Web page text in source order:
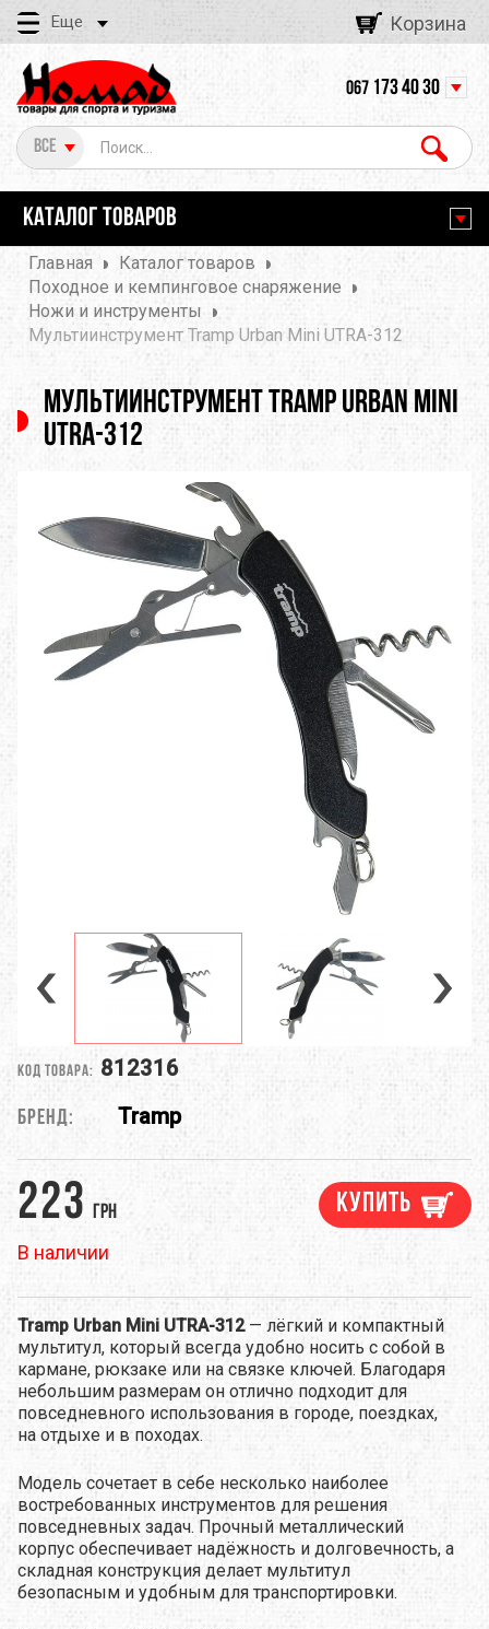
Еще Корзина
Все
067 173 40 30
КАТАЛОГ ТОВАРОВ
Главная
Каталог товаров
Походное и кемпинговое снаряжение
Ножи и инструменты
Мультиинструмент Tramp Urban Mini UTRA-312
Мультиинструмент Tramp Urban Mini
UTRA-312
Код товара: 812316
Бренд: Tramp
223 грн
В наличии
Купить
Tramp Urban Mini UTRA-312— лёгкий и компактный
мультитул, который всегда удобно носить с собой в
кармане, рюкзаке или на связке ключей. Благодаря
небольшим размерам он отлично подходит для
повседневного использования в городе, поездках,
на отдыхе и в походах.
Модель сочетает в себе несколько наиболее
востребованных инструментов для решения
повседневных задач. Прочный металлический
корпус обеспечивает надёжность и долговечность, а
складная конструкция делает мультитул
безопасным и удобным для транспортировки.